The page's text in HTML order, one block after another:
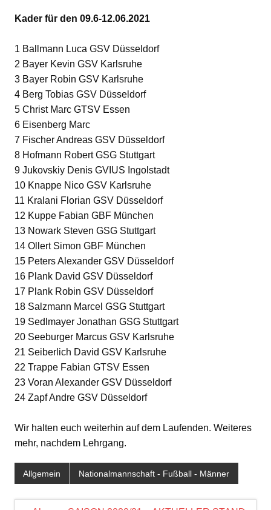
Kader für den 09.6-12.06.2021
1 Ballmann Luca GSV Düsseldorf
2 Bayer Kevin GSV Karlsruhe
3 Bayer Robin GSV Karlsruhe
4 Berg Tobias GSV Düsseldorf
5 Christ Marc GTSV Essen
6 Eisenberg Marc
7 Fischer Andreas GSV Düsseldorf
8 Hofmann Robert GSG Stuttgart
9 Jukovskiy Denis GVIUS Ingolstadt
10 Knappe Nico GSV Karlsruhe
11 Kralani Florian GSV Düsseldorf
12 Kuppe Fabian GBF München
13 Nowark Steven GSG Stuttgart
14 Ollert Simon GBF München
15 Peters Alexander GSV Düsseldorf
16 Plank David GSV Düsseldorf
17 Plank Robin GSV Düsseldorf
18 Salzmann Marcel GSG Stuttgart
19 Sedlmayer Jonathan GSG Stuttgart
20 Seeburger Marcus GSV Karlsruhe
21 Seiberlich David GSV Karlsruhe
22 Trappe Fabian GTSV Essen
23 Voran Alexander GSV Düsseldorf
24 Zapf Andre GSV Düsseldorf
Wir halten euch weiterhin auf dem Laufenden. Weiteres
mehr, nachdem Lehrgang.
Allgemein Nationalmannschaft - Fußball - Männer